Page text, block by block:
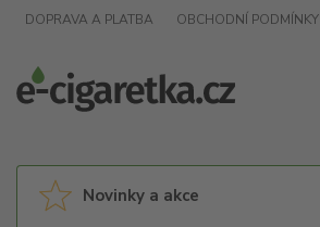
DOPRAVA A PLATBA OBCHODNÍ PODMÍNKY
Novinky a akce